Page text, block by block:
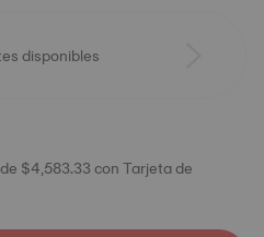
disponibles
$4,583.33 con Tarjeta de